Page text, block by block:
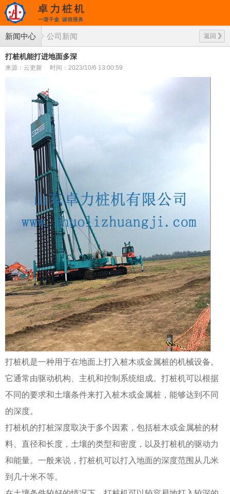
新闻中心 返回
公司新闻
打桩机能打进地面多深
来源：云更新 时间：2023/10/6 13:00:59
打桩机是一种用于在地面上打入桩木或金属桩的机械设备。
它通常由驱动机构、主机和控制系统组成。打桩机可以根据
不同的要求和土壤条件来打入桩木或金属桩，能够达到不同
的深度。
打桩机的打桩深度取决于多个因素，包括桩木或金属桩的材
料、直径和长度，土壤的类型和密度，以及打桩机的驱动力
和能量。一般来说，打桩机可以打入地面的深度范围从几米
到几十米不等。